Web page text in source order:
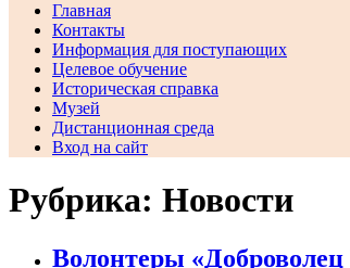
Главная
Контакты
Информация для поступающих
Целевое обучение
Историческая справка
Музей
Дистанционная среда
Вход на сайт
Рубрика: Новости
Волонтеры